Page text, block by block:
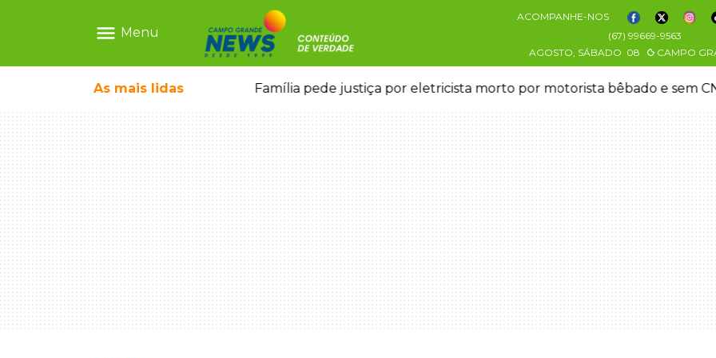
menu Menu
ACOMPANHE-NOS
(67) 99669-9563
AGOSTO, SÁBADO 08 CAMPO
As mais lidas
e morre a caminho do hospital Família pede justiça por eletricista morto por motorista bêbado e sem